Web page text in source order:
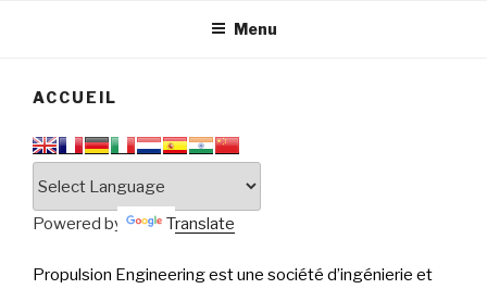
PERFORMANCE
Menu
ACCUEIL
Powered by Translate
Propulsion Engineering est une société d’ingénierie et